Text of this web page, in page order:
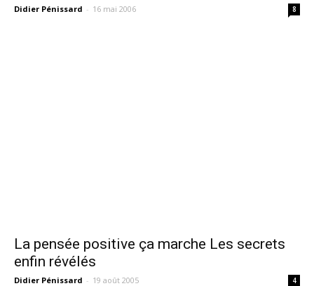
Didier Pénissard - 16 mai 2006 8
La pensée positive ça marche Les secrets
enfin révélés
Didier Pénissard - 19 août 2005 4